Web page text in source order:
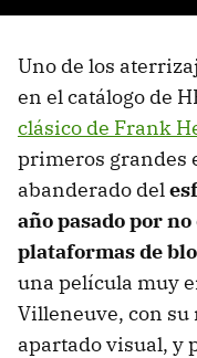
Uno de los
en el catálogo de
clásico de Frank
primeros grandes
abanderado del
año pasado por
plataformas de
una película muy
Villeneuve, con
apartado visual, y